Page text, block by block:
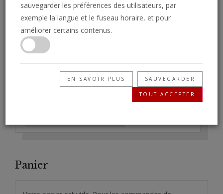
train de s'accomplir maintenant! Les épîtres
de la «dernière heure» de Jean sont
principalement pour l'Église de Dieu de la fin
des temps!
Télécharger PDF
Panier
sauvegarder les préférences des utilisateurs, par
exemple la langue et le fuseau horaire, et pour
améliorer certains contenus.
EN SAVOIR PLUS SAUVEGARDER
TOUT ACCEPTER